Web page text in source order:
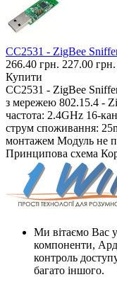
CC2531 - ZigBee
266.40 грн. 227.00 грн.
Купити
CC2531 - ZigBee
з мережею 802.15.4 -
частота: 2.4GHz 16-
струм споживання:
монтажем Модуль не
Принципова схема
Ми вітаємо Вас
компоненти,
контроль
багато іншого.